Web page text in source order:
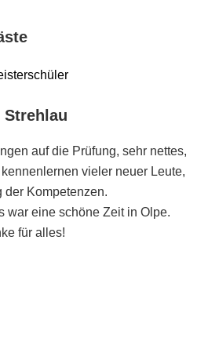
Strehlau
auf die Prüfung, sehr nettes,
vieler neuer Leute,
der Kompetenzen.
war eine schöne Zeit in Olpe.
für alles!